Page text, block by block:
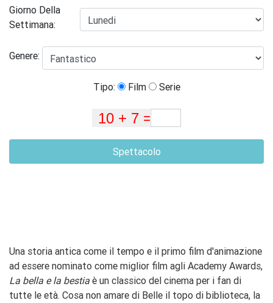
Giorno Della
Settimana:
Genere:
Tipo: Film Serie
Spettacolo
Una storia antica come il tempo e il primo film d'animazione
ad essere nominato come miglior film agli Academy Awards,
La bella e la bestia è un classico del cinema per i fan di
tutte le età. Cosa non amare di Belle il topo di biblioteca, la